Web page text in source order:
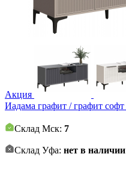
Акция
Иадама графит / графит софт
Склад Мск: 7
Склад Уфа: нет в наличии